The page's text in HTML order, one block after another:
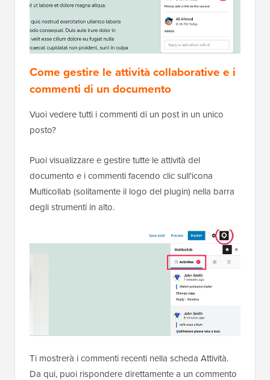
Come gestire le attività collaborative e i
commenti di un documento
Vuoi vedere tutti i commenti di un post in un unico
posto?
Puoi visualizzare e gestire tutte le attività del
documento e i commenti facendo clic sull'icona
Multicollab (solitamente il logo del plugin) nella barra
degli strumenti in alto.
Ti mostrerà i commenti recenti nella scheda Attività.
Da qui, puoi rispondere direttamente a un commento